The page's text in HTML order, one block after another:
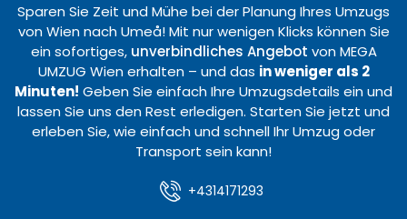
Sparen Sie Zeit und Mühe bei der Planung Ihres Umzugs
von Wien nach Umeå! Mit nur wenigen Klicks können Sie
ein sofortiges, unverbindliches Angebot von MEGA
UMZUG Wien erhalten – und das in weniger als 2
Minuten! Geben Sie einfach Ihre Umzugsdetails ein und
lassen Sie uns den Rest erledigen. Starten Sie jetzt und
erleben Sie, wie einfach und schnell Ihr Umzug oder
Transport sein kann!
+4314171293